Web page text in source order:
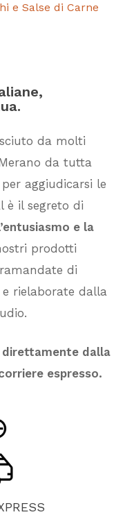
e Salse di Carne
da molti
da tutta
aggiudicarsi le
è il segreto di
e la
prodotti
di
e rielaborate dalla
dalla
espresso.